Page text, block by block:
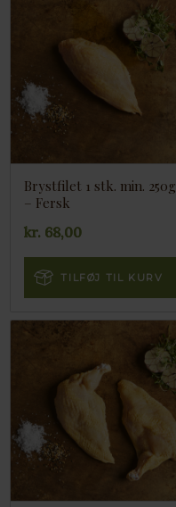
Brystfilet 1 stk. min. 250g
– Fersk
kr. 68,00
TILFØJ TIL KURV